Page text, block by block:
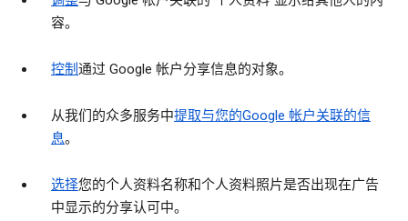
容。
控制通过 Google 帐户分享信息的对象。
从我们的众多服务中提取与您的Google 帐户关联的信
息。
选择您的个人资料名称和个人资料照片是否出现在广告
中显示的分享认可中。